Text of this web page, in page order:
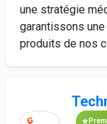
une stratégie
garantissons
produits de nos